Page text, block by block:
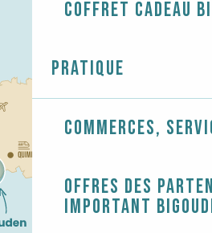
Coffret cadeau
Pratique
Commerces,
Offres des
Important